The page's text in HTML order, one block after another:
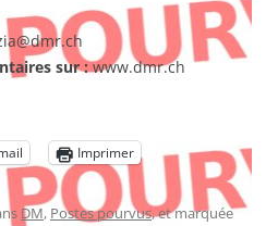
sur :www.dmr.ch
Imprimer
DM, Postes pourvus, et marquée